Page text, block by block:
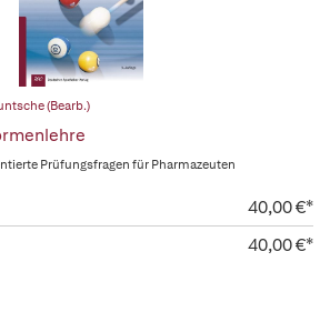
(Bearb.)
Prüfungsfragen für Pharmazeuten
40,00 €*
40,00 €*